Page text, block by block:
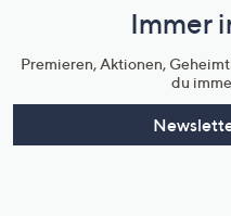
Immer
Premieren, Aktionen,
du